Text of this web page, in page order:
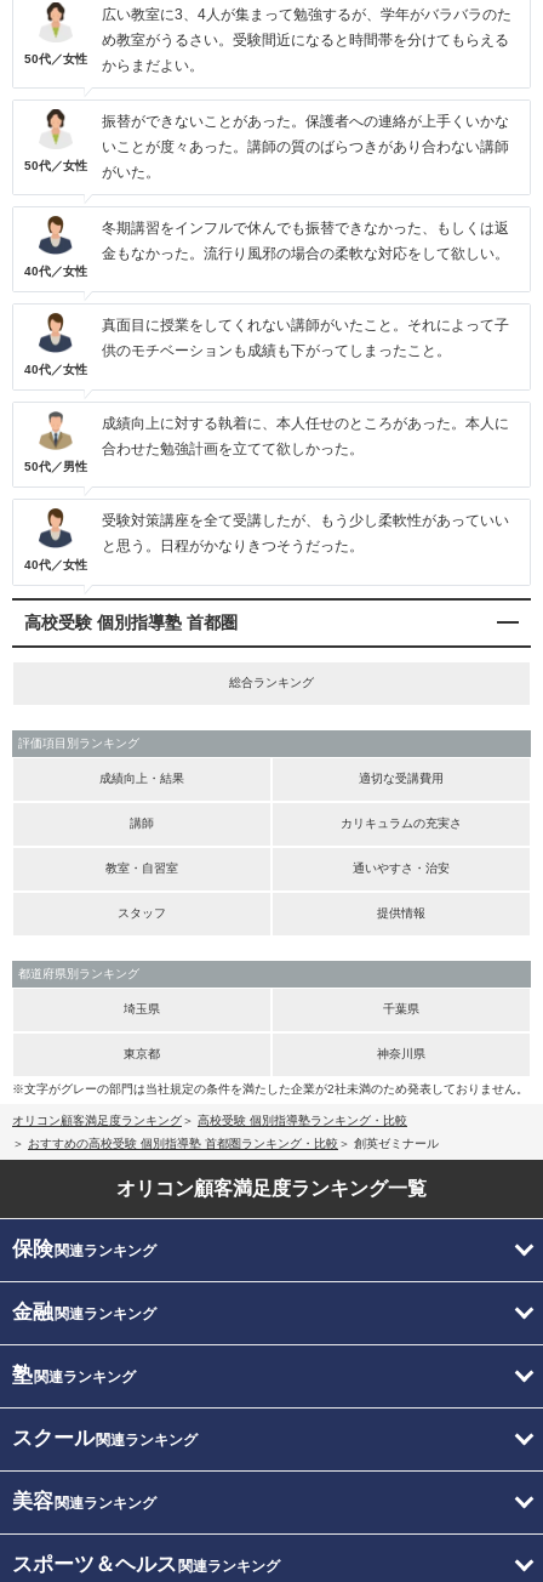
50代／女性
広い教室に3、4人が集まって勉強するが、学年がバラバラのた
め教室がうるさい。受験間近になると時間帯を分けてもらえる
からまだよい。
50代／女性
振替ができないことがあった。保護者への連絡が上手くいかな
いことが度々あった。講師の質のばらつきがあり合わない講師
がいた。
40代／女性
冬期講習をインフルで休んでも振替できなかった、もしくは返
金もなかった。流行り風邪の場合の柔軟な対応をして欲しい。
40代／女性
真面目に授業をしてくれない講師がいたこと。それによって子
供のモチベーションも成績も下がってしまったこと。
50代／男性
成績向上に対する執着に、本人任せのところがあった。本人に
合わせた勉強計画を立てて欲しかった。
40代／女性
受験対策講座を全て受講したが、もう少し柔軟性があっていい
と思う。日程がかなりきつそうだった。
高校受験 個別指導塾 首都圏
総合ランキング
評価項目別ランキング
成績向上・結果 適切な受講費用
講師 カリキュラムの充実さ
教室・自習室 通いやすさ・治安
スタッフ 提供情報
都道府県別ランキング
埼玉県 千葉県
東京都 神奈川県
※文字がグレーの部門は当社規定の条件を満たした企業が2社未満のため発表しておりません。
オリコン顧客満足度ランキング
高校受験 個別指導塾ランキング・比較
おすすめの高校受験 個別指導塾 首都圏ランキング・比較
創英ゼミナール
オリコン顧客満足度ランキング一覧
保険関連ランキング
金融関連ランキング
塾関連ランキング
スクール関連ランキング
美容関連ランキング
スポーツ＆ヘルス 関連ランキング